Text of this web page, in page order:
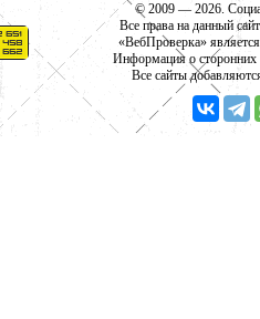
© 2009 — 2026.
Все права на данный
«ВебПроверка»
Информация о сторонних
Все сайты